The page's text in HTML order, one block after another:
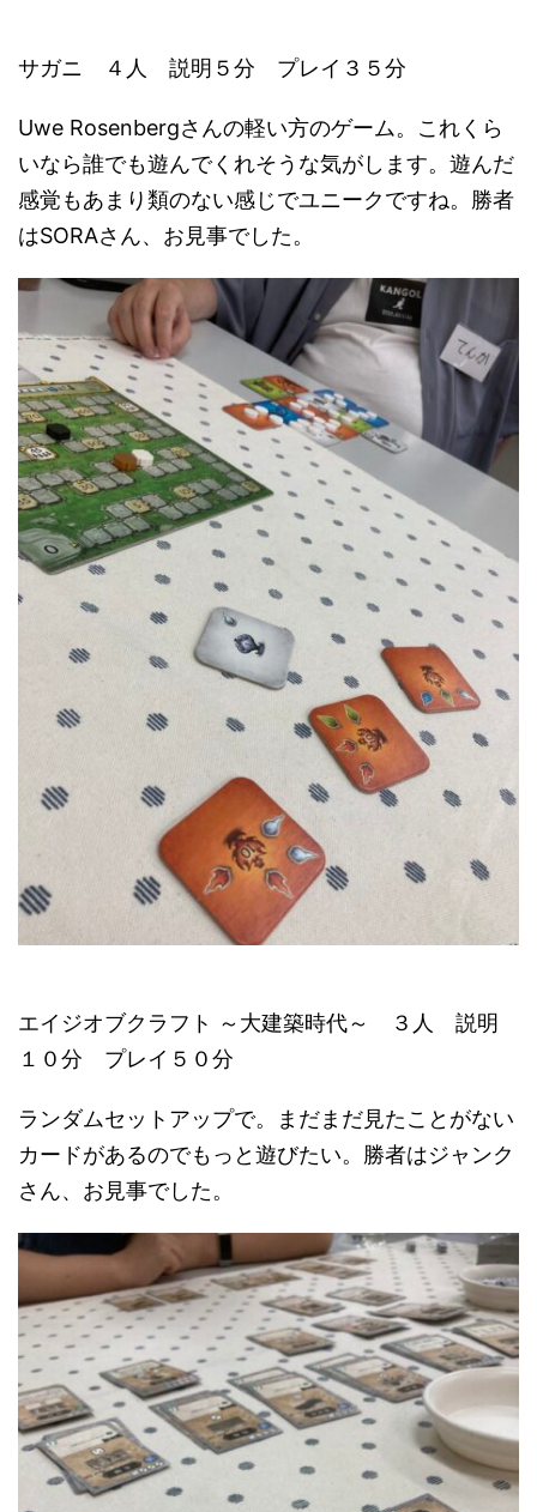
サガニ ４人 説明５分 プレイ３５分
Uwe Rosenbergさんの軽い方のゲーム。これくら
いなら誰でも遊んでくれそうな気がします。遊んだ
感覚もあまり類のない感じでユニークですね。勝者
はSORAさん、お見事でした。
エイジオブクラフト ～大建築時代～ ３人 説明
１０分 プレイ５０分
ランダムセットアップで。まだまだ見たことがない
カードがあるのでもっと遊びたい。勝者はジャンク
さん、お見事でした。